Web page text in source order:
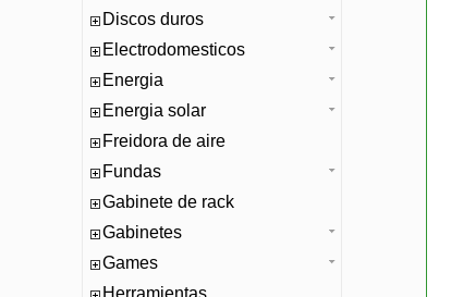
Discos duros
Electrodomesticos
Energia
Energia solar
Freidora de aire
Fundas
Gabinete de rack
Gabinetes
Games
Herramientas